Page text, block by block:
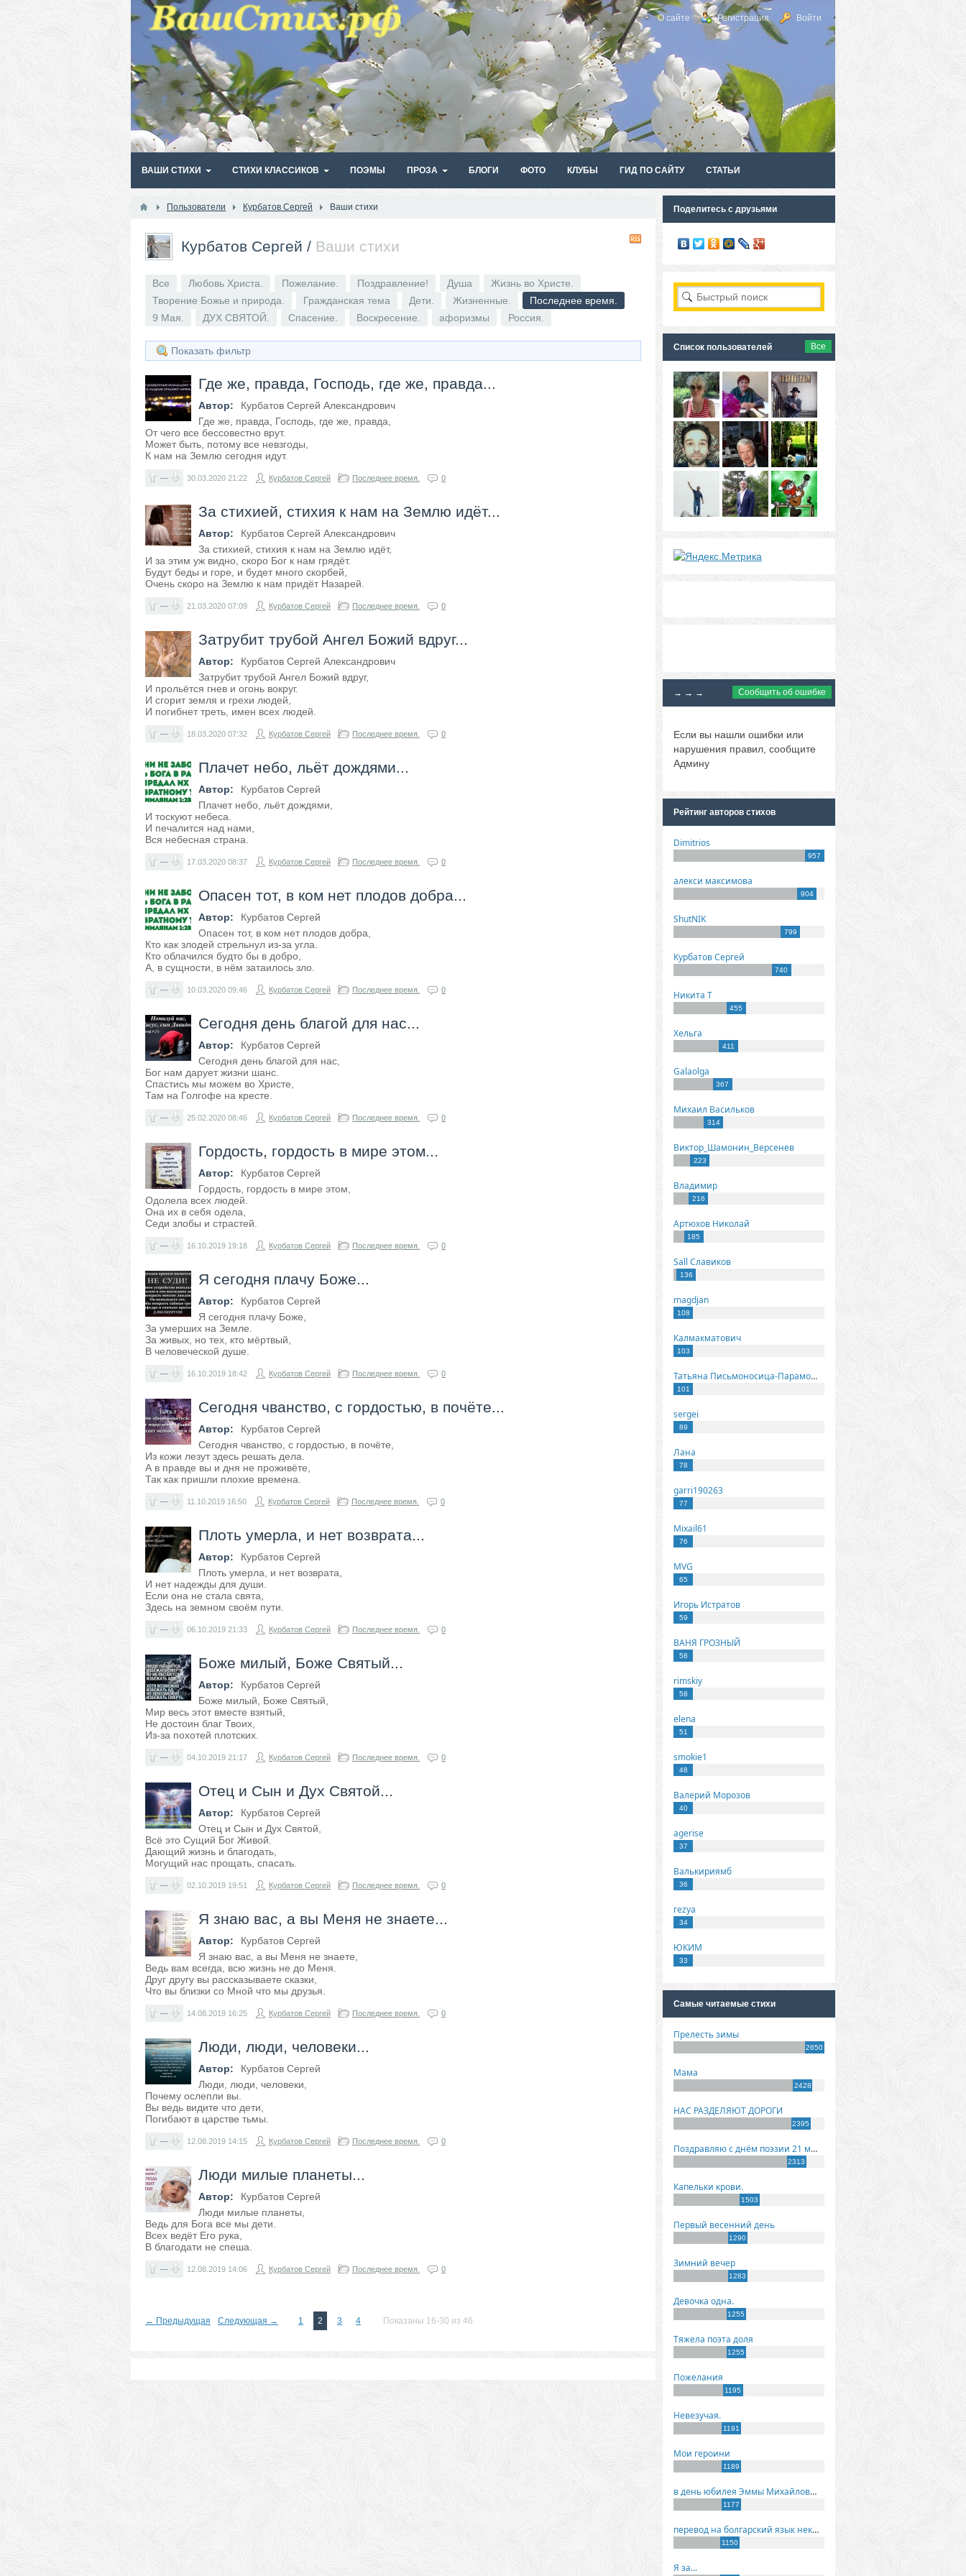
О сайте Регистрация Войти
ВАШИ СТИХИ СТИХИ КЛАССИКОВ ПОЭМЫ ПРОЗА БЛОГИ ФОТО КЛУБЫ ГИД ПО САЙТУ СТАТЬИ
Пользователи Курбатов Сергей Ваши стихи
RSS
Курбатов Сергей / Ваши стихи
Все Любовь Христа. Пожелание. Поздравление! Душа
Жизнь во Христе.
Творение Божье и природа.
Гражданская тема Дети. Жизненные.
Последнее время.
9 Мая.
ДУХ СВЯТОЙ. Спасение. Воскресение. афоризмы Россия.
Показать фильтр
Где же, правда, Господь, где же, правда...
Автор:
Курбатов Сергей Александрович
Где же, правда, Господь, где же, правда,
От чего все бессовестно врут.
Может быть, потому все невзгоды,
К нам на Землю сегодня идут.
— 30.03.2020 21:22 Курбатов Сергей Последнее время. 0
За стихией, стихия к нам на Землю идёт...
Автор:
Курбатов Сергей Александрович
За стихией, стихия к нам на Землю идёт,
И за этим уж видно, скоро Бог к нам грядёт.
Будут беды и горе, и будет много скорбей,
Очень скоро на Землю к нам придёт Назарей.
— 21.03.2020 07:09 Курбатов Сергей Последнее время. 0
Затрубит трубой Ангел Божий вдруг...
Автор:
Курбатов Сергей Александрович
Затрубит трубой Ангел Божий вдруг,
И прольётся гнев и огонь вокруг.
И сгорит земля и грехи людей,
И погибнет треть, имен всех людей.
— 18.03.2020 07:32 Курбатов Сергей Последнее время. 0
Плачет небо, льёт дождями...
Автор:
Курбатов Сергей
Плачет небо, льёт дождями,
И тоскуют небеса.
И печалится над нами,
Вся небесная страна.
— 17.03.2020 08:37 Курбатов Сергей Последнее время. 0
Опасен тот, в ком нет плодов добра...
Автор:
Курбатов Сергей
Опасен тот, в ком нет плодов добра,
Кто как злодей стрельнул из-за угла.
Кто облачился будто бы в добро,
А, в сущности, в нём затаилось зло.
— 10.03.2020 09:46 Курбатов Сергей Последнее время. 0
Сегодня день благой для нас...
Автор:
Курбатов Сергей
Сегодня день благой для нас,
Бог нам дарует жизни шанс.
Спастись мы можем во Христе,
Там на Голгофе на кресте.
— 25.02.2020 08:46 Курбатов Сергей Последнее время. 0
Гордость, гордость в мире этом...
Автор:
Курбатов Сергей
Гордость, гордость в мире этом,
Одолела всех людей.
Она их в себя одела,
Седи злобы и страстей.
— 16.10.2019 19:18 Курбатов Сергей Последнее время. 0
Я сегодня плачу Боже...
Автор:
Курбатов Сергей
Я сегодня плачу Боже,
За умерших на Земле.
За живых, но тех, кто мёртвый,
В человеческой душе.
— 16.10.2019 18:42 Курбатов Сергей Последнее время. 0
Сегодня чванство, с гордостью, в почёте...
Автор:
Курбатов Сергей
Сегодня чванство, с гордостью, в почёте,
Из кожи лезут здесь решать дела.
А в правде вы и дня не проживёте,
Так как пришли плохие времена.
— 11.10.2019 16:50 Курбатов Сергей Последнее время. 0
Плоть умерла, и нет возврата...
Автор:
Курбатов Сергей
Плоть умерла, и нет возврата,
И нет надежды для души.
Если она не стала свята,
Здесь на земном своём пути.
— 06.10.2019 21:33 Курбатов Сергей Последнее время. 0
Боже милый, Боже Святый...
Автор:
Курбатов Сергей
Боже милый, Боже Святый,
Мир весь этот вместе взятый,
Не достоин благ Твоих,
Из-за похотей плотских.
— 04.10.2019 21:17 Курбатов Сергей Последнее время. 0
Отец и Сын и Дух Святой...
Автор:
Курбатов Сергей
Отец и Сын и Дух Святой,
Всё это Сущий Бог Живой.
Дающий жизнь и благодать,
Могущий нас прощать, спасать.
— 02.10.2019 19:51 Курбатов Сергей Последнее время. 0
Я знаю вас, а вы Меня не знаете...
Автор:
Курбатов Сергей
Я знаю вас, а вы Меня не знаете,
Ведь вам всегда, всю жизнь не до Меня.
Друг другу вы рассказываете сказки,
Что вы близки со Мной что мы друзья.
— 14.08.2019 16:25 Курбатов Сергей Последнее время. 0
Люди, люди, человеки...
Автор:
Курбатов Сергей
Люди, люди, человеки,
Почему ослепли вы.
Вы ведь видите что дети,
Погибают в царстве тьмы.
— 12.08.2019 14:15 Курбатов Сергей Последнее время. 0
Люди милые планеты...
Автор:
Курбатов Сергей
Люди милые планеты,
Ведь для Бога все мы дети.
Всех ведёт Его рука,
В благодати не спеша.
— 12.08.2019 14:06 Курбатов Сергей Последнее время. 0
← Предыдущая Следующая → 1 2 3 4 Показаны 16-30 из 46
Поделитесь с друзьями
Список пользователей Все
→ → → Сообщить об ошибке
Если вы нашли ошибки или
нарушения правил, сообщите
Админу
Рейтинг авторов стихов
Dimitrios
957
алекси максимова
904
ShutNIK
799
Курбатов Сергей
740
Никита Т
455
Хельга
411
Galaolga
367
Михаил Васильков
314
Виктор_Шамонин_Версенев
223
Владимир
216
Артюхов Николай
185
Sall Славиков
136
magdjan
108
Калмакматович
103
Татьяна Письмоносица-Парамонова
101
sergei
89
Лана
78
garri190263
77
Mixail61
76
MVG
65
Игорь Истратов
59
ВАНЯ ГРОЗНЫЙ
58
rimskiy
58
elena
51
smokie1
48
Валерий Морозов
40
agerise
37
Валькириямб
36
rezya
34
ЮКИМ
33
Самые читаемые стихи
Прелесть зимы
2650
Мама
2428
НАС РАЗДЕЛЯЮТ ДОРОГИ
2395
Поздравляю с днём поэзии 21 марта!
2313
Капельки крови.
1503
Первый весенний день
1290
Зимний вечер
1283
Девочка одна.
1255
Тяжела поэта доля
1255
Пожелания
1195
Невезучая.
1191
Мои героини
1189
в день юбилея Эммы Михайловны Киселевой
1177
перевод на болгарский язык некоторых моих стихов
1150
Я за...